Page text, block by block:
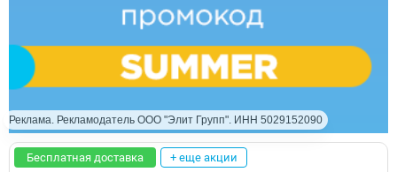
Реклама. Рекламодатель ООО "Элит Групп". ИНН 5029152090
Бесплатная доставка + еще акции